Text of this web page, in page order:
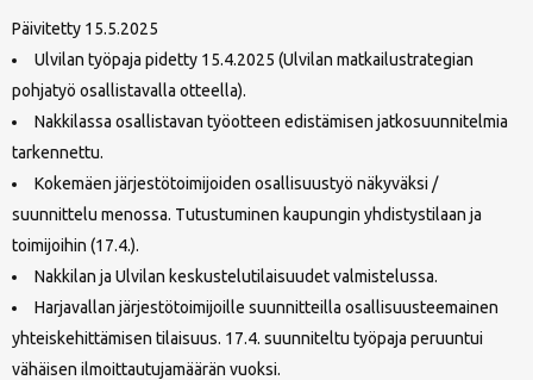
Päivitetty 15.5.2025
Ulvilan työpaja pidetty 15.4.2025 (Ulvilan matkailustrategian
pohjatyö osallistavalla otteella).
Nakkilassa osallistavan työotteen edistämisen jatkosuunnitelmia
tarkennettu.
Kokemäen järjestötoimijoiden osallisuustyö näkyväksi /
suunnittelu menossa. Tutustuminen kaupungin yhdistystilaan ja
toimijoihin (17.4.).
Nakkilan ja Ulvilan keskustelutilaisuudet valmistelussa.
Harjavallan järjestötoimijoille suunnitteilla osallisuusteemainen
yhteiskehittämisen tilaisuus. 17.4. suunniteltu työpaja peruuntui
vähäisen ilmoittautujamäärän vuoksi.